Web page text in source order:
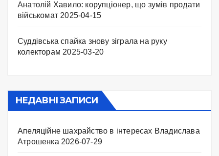
Анатолій Хавило: корупціонер, що зумів продати
військомат 2025-04-15
Суддівська спайка знову зіграла на руку
колекторам 2025-03-20
НЕДАВНІ ЗАПИСИ
Апеляційне шахрайство в інтересах Владислава
Атрошенка 2026-07-29